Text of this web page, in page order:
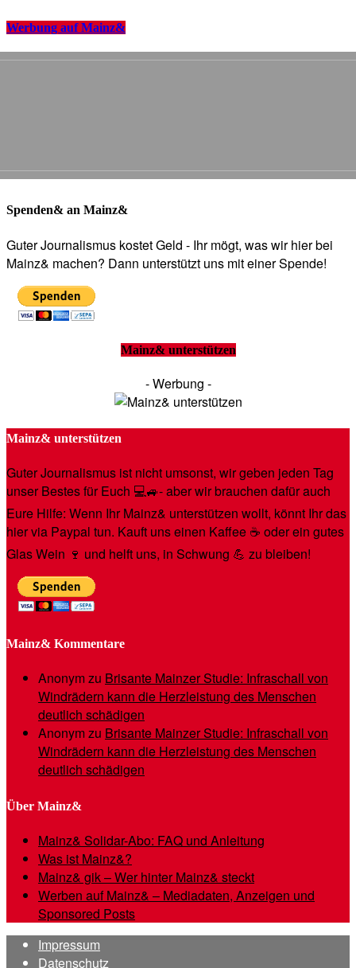
Werbung auf Mainz&
Spenden& an Mainz&
Guter Journalismus kostet Geld - Ihr mögt, was wir hier bei
Mainz& machen? Dann unterstützt uns mit einer Spende!
Mainz& unterstützen
- Werbung -
Mainz& unterstützen
Guter Journalismus ist nicht umsonst, wir geben jeden Tag
unser Bestes für Euch 💻🚙- aber wir brauchen dafür auch
Eure Hilfe: Wenn Ihr Mainz& unterstützen wollt, könnt Ihr das
hier via Paypal tun. Kauft uns einen Kaffee ☕️ oder ein gutes
Glas Wein 🍷 und helft uns, in Schwung 💪 zu bleiben!
Mainz& Kommentare
Anonymzu Brisante Mainzer Studie: Infraschall von
Windrädern kann die Herzleistung des Menschen
deutlich schädigen
Anonymzu Brisante Mainzer Studie: Infraschall von
Windrädern kann die Herzleistung des Menschen
deutlich schädigen
Über Mainz&
Mainz& Solidar-Abo: FAQ und Anleitung
Was ist Mainz&?
Mainz& gik – Wer hinter Mainz& steckt
Werben auf Mainz& – Mediadaten, Anzeigen und
Sponsored Posts
Impressum
Datenschutz